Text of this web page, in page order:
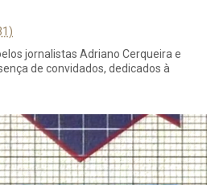
jornalistas Adriano Cerqueira e
de convidados, dedicados à